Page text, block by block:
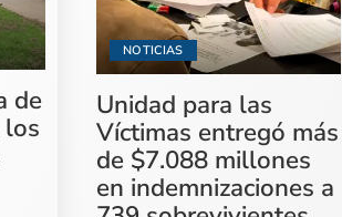
de
los
NOTICIAS
Unidad para las
Víctimas entregó más
de $7.088 millones
en indemnizaciones a